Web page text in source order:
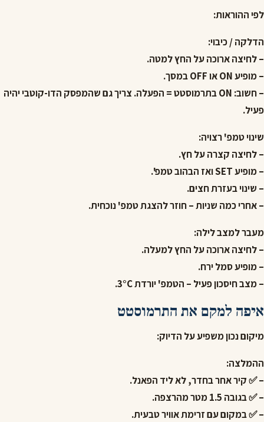
לפי ההוראות:
הדלקה / כיבוי:
– לחיצה ארוכה על החץ למטה.
– מופיע ON או OFF במסך.
– חשוב: ON בתרמוסטט = הפעלה. צריך גם שהמפסק הדו-קוטבי יהיה
פעיל.
שינוי טמפ' רצויה:
– לחיצה קצרה על חץ.
– מופיע SET ואז הבהוב טמפ'.
– שינוי בעזרת חצים.
– אחרי כמה שניות – חוזר להצגת טמפ' נוכחית.
מעבר למצב לילה:
– לחיצה ארוכה על החץ למעלה.
– מופיע סמל ירח.
– מצב חיסכון פעיל – הטמפ' יורדת 3°C.
איפה למקם את התרמוסטט
מיקום נכון משפיע על הדיוק:
ההמלצה:
– ✅ קיר אחר בחדר, לא ליד הפאנל.
– ✅ בגובה 1.5 מטר מהרצפה.
– ✅ במקום עם זרימת אוויר טבעית.